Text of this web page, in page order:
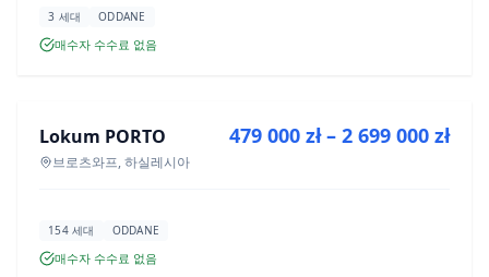
3 세대 ODDANE
매수자 수수료 없음
신규 분양
Lokum PORTO
브로츠와프, 하실레시아
479 000 zł – 2 699 000 zł
154 세대 ODDANE
매수자 수수료 없음